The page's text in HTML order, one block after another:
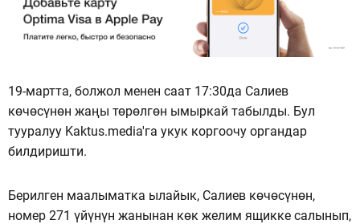
19-мартта, болжол менен саат 17:30да Салиев
көчөсүнөн жаңы төрөлгөн ымыркай табылды. Бул
тууралуу Kaktus.media'га укук коргоочу органдар
билдиришти.
Берилген маалыматка ылайык, Салиев көчөсүнөн,
номер 271 үйүнүн жанынан көк желим ящикке салынып,